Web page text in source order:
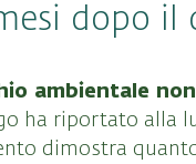
dopo il
ambientale
ha riportato alla
dimostra